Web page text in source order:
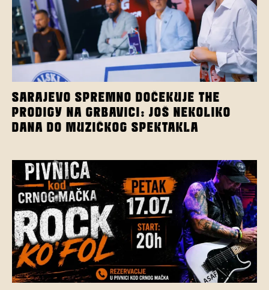
SARAJEVO SPREMNO DOČEKUJE THE
PRODIGY NA GRBAVICI: JOŠ NEKOLIKO
DANA DO MUZIČKOG SPEKTAKLA